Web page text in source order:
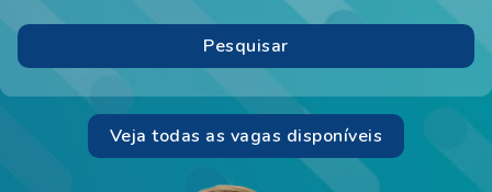
Veja todas as vagas disponíveis